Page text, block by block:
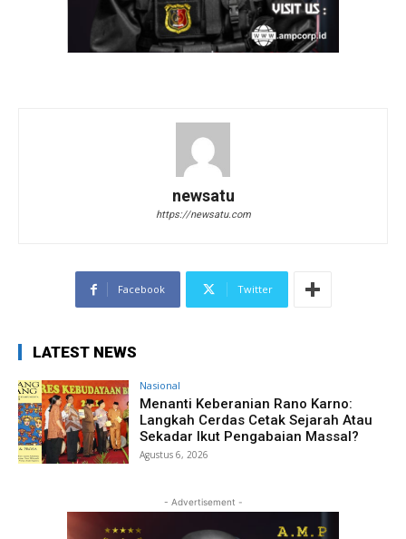
newsatu
https://newsatu.com
Facebook Twitter
LATEST NEWS
Nasional
Menanti Keberanian Rano Karno:
Langkah Cerdas Cetak Sejarah Atau
Sekadar Ikut Pengabaian Massal?
Agustus 6, 2026
- Advertisement -